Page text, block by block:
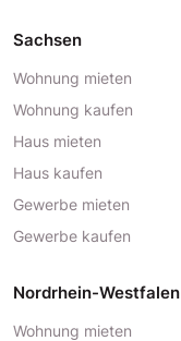
Sachsen
Wohnung mieten
Wohnung kaufen
Haus mieten
Haus kaufen
Gewerbe mieten
Gewerbe kaufen
Nordrhein-Westfalen
Wohnung mieten